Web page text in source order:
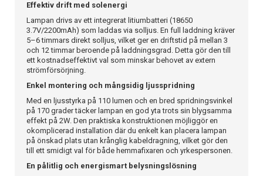
Effektiv drift med solenergi
Lampan drivs av ett integrerat litiumbatteri (18650
3.7V/2200mAh) som laddas via solljus. En full laddning kräver
5–6 timmars direkt solljus, vilket ger en driftstid på mellan 3
och 12 timmar beroende på laddningsgrad. Detta gör den till
ett kostnadseffektivt val som minskar behovet av extern
strömförsörjning.
Enkel montering och mångsidig ljusspridning
Med en ljusstyrka på 110 lumen och en bred spridningsvinkel
på 170 grader täcker lampan en god yta trots sin blygsamma
effekt på 2W. Den praktiska konstruktionen möjliggör en
okomplicerad installation där du enkelt kan placera lampan
på önskad plats utan krånglig kabeldragning, vilket gör den
till ett smidigt val för både hemmafixaren och yrkespersonen.
En pålitlig och energismart belysningslösning